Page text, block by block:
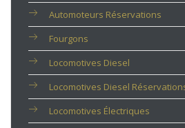
Automoteurs Réservations
Fourgons
Locomotives Diesel
Locomotives Diesel
Locomotives Électriques